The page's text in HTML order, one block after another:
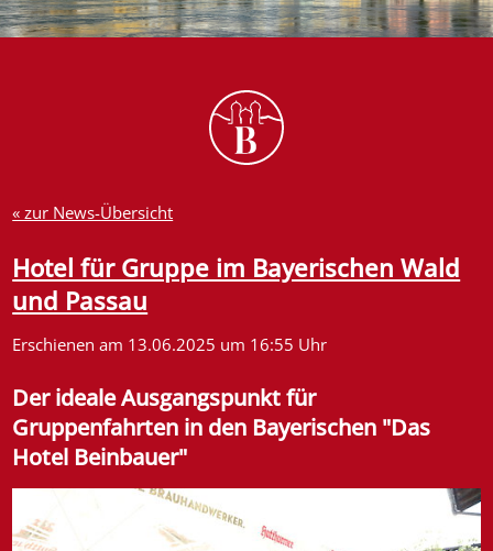
« zur News-Übersicht
Hotel für Gruppe im Bayerischen Wald
und Passau
Erschienen am 13.06.2025 um 16:55 Uhr
Der ideale Ausgangspunkt für
Gruppenfahrten in den Bayerischen "Das
Hotel Beinbauer"